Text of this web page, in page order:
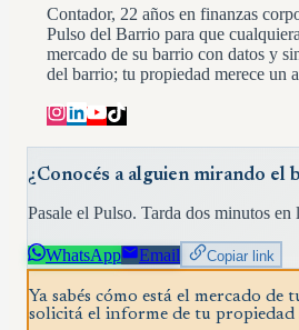
Contador, 22 años en finanzas
Pulso del Barrio para que
mercado de su barrio con datos y
del barrio; tu propiedad merece un
¿Conocés a alguien mirando el
Pasale el Pulso. Tarda dos minutos en
WhatsApp Email Copiar link
Ya sabés cómo está el mercado de
solicitá el informe de tu propiedad